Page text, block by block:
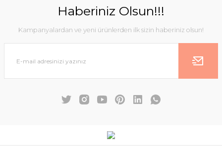
Haberiniz Olsun!!!
Kampanyalardan ve yeni ürünlerden ilk sizin haberiniz olsun!